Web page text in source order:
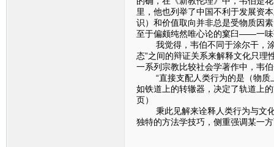
里，他也列举了中国不利于发展资
识）和价值取向并非总是受物质因
至于偏颇纯然唯心论的窠臼——一
我觉得，韦伯不同于涂尔干，涂尔
态”之间的辩证关系来解释文化只理
一系列宗教比较社会学著作中，韦
“直接支配人类行为的是（物质上
如铁道上的转辙器，决定了轨道上
页）
秉此见解来诠释人类行为与文化
独特的方法学技巧，侧重强调某一